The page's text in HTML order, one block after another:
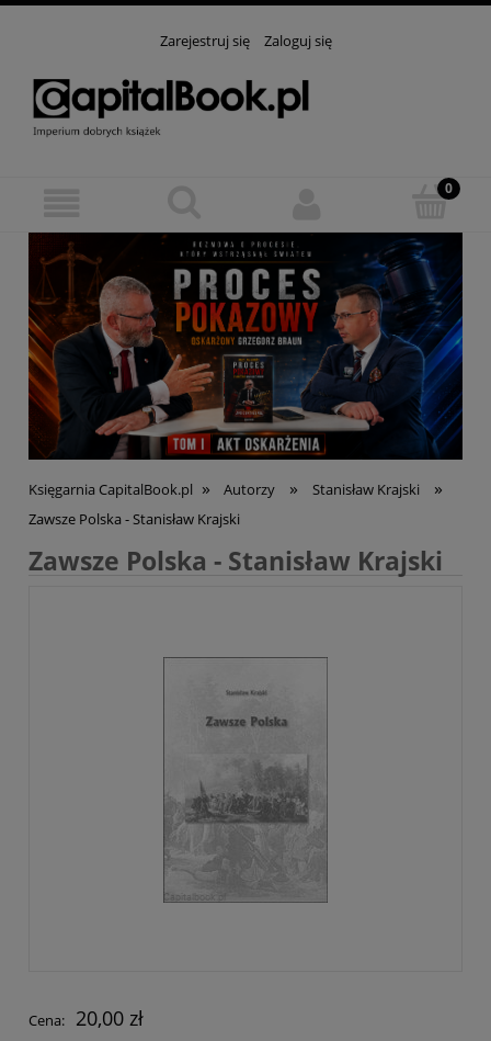
Zarejestruj się Zaloguj się
Księgarnia CapitalBook.pl » Autorzy » Stanisław Krajski »
Zawsze Polska - Stanisław Krajski
Zawsze Polska - Stanisław Krajski
Cena: 20,00 zł